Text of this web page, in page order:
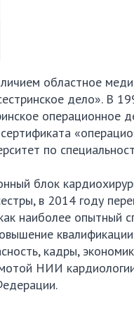
областное
дело». В
операционное
по
блок
в 2014 году
наиболее опытный
кадры,
НИИ